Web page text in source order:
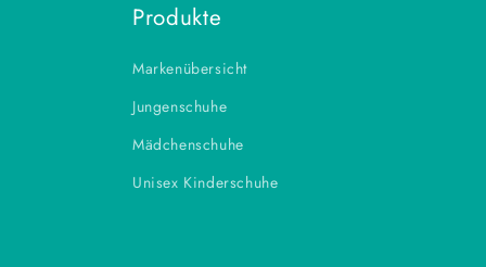
Produkte
Markenübersicht
Jungenschuhe
Mädchenschuhe
Unisex Kinderschuhe